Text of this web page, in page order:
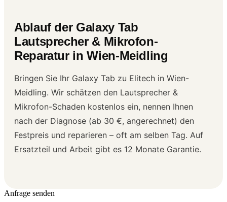
Ablauf der Galaxy Tab
Lautsprecher & Mikrofon-
Reparatur in Wien-Meidling
Bringen Sie Ihr Galaxy Tab zu Elitech in Wien-
Meidling. Wir schätzen den Lautsprecher &
Mikrofon-Schaden kostenlos ein, nennen Ihnen
nach der Diagnose (ab 30 €, angerechnet) den
Festpreis und reparieren – oft am selben Tag. Auf
Ersatzteil und Arbeit gibt es 12 Monate Garantie.
Anfrage senden